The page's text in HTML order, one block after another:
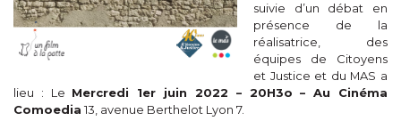
suivie d’un débat en
présence de la
réalisatrice, des
équipes de Citoyens
et Justice et du MAS a
lieu : Le Mercredi 1er juin 2022 – 20H3o – Au Cinéma
Comoedia 13, avenue Berthelot Lyon 7.